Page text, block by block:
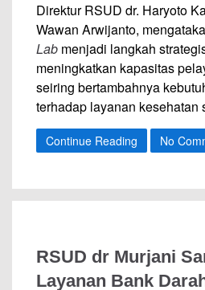
Direktur RSUD dr. Haryoto
Wawan Arwijanto,
Lab menjadi langkah
meningkatkan kapasitas
seiring bertambahnya
terhadap layanan kesehatan
Continue Reading No
RSUD dr Murjani
Layanan Bank